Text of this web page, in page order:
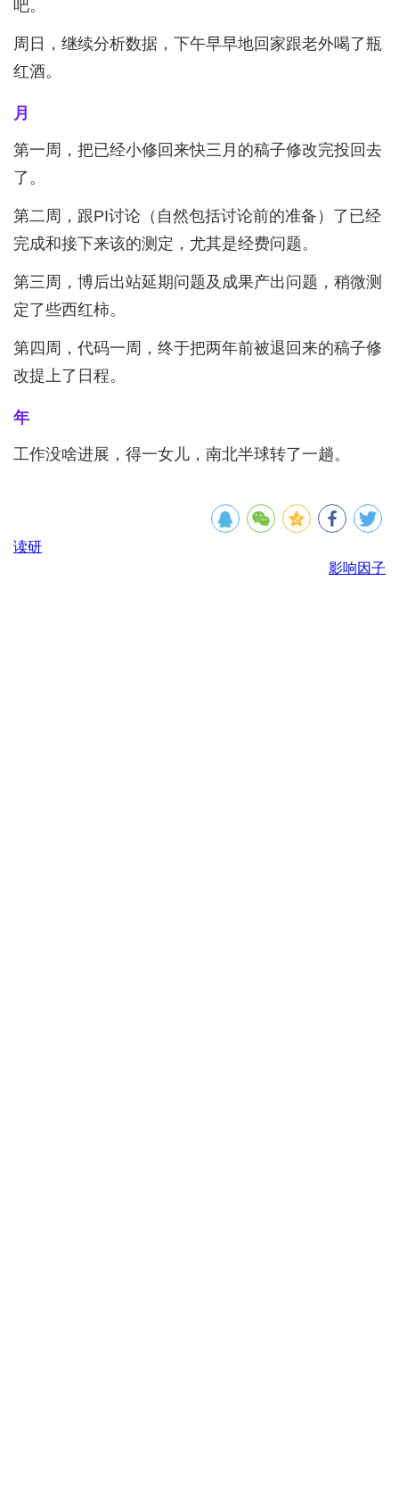
吧。
周日，继续分析数据，下午早早地回家跟老外喝了瓶
红酒。
月
第一周，把已经小修回来快三月的稿子修改完投回去
了。
第二周，跟PI讨论（自然包括讨论前的准备）了已经
完成和接下来该的测定，尤其是经费问题。
第三周，博后出站延期问题及成果产出问题，稍微测
定了些西红柿。
第四周，代码一周，终于把两年前被退回来的稿子修
改提上了日程。
年
工作没啥进展，得一女儿，南北半球转了一趟。
读研
影响因子